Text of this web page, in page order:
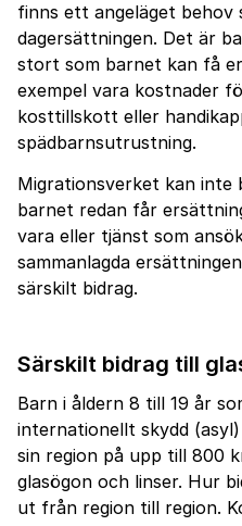
finns ett angeläget behov
dagersättningen. Det är
stort som barnet kan få
exempel vara kostnader
kosttillskott eller
spädbarnsutrustning.
Migrationsverket kan inte
barnet redan får
vara eller tjänst som
sammanlagda
särskilt bidrag.
Särskilt bidrag till
Barn i åldern 8 till 19 år
internationellt skydd
sin region på upp till 800
glasögon och linser. Hur
ut från region till region.